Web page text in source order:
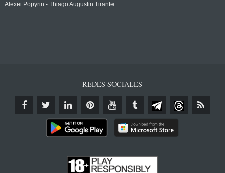
Alexei Popyrin - Thiago Augustin Tirante
REDES SOCIALES